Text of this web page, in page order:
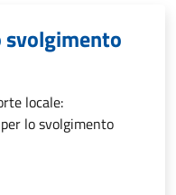
svolgimento
locale:
lo svolgimento